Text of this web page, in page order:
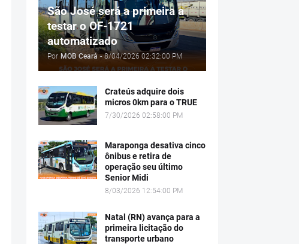
São José será a primeira a
testar o OF-1721
automatizado
Por MOB Ceará - 8/04/2026 02:32:00 PM
Crateús adquire dois
micros 0km para o TRUE
7/30/2026 02:58:00 PM
Maraponga desativa cinco
ônibus e retira de
operação seu último
Senior Midi
8/03/2026 12:54:00 PM
Natal (RN) avança para a
primeira licitação do
transporte urbano